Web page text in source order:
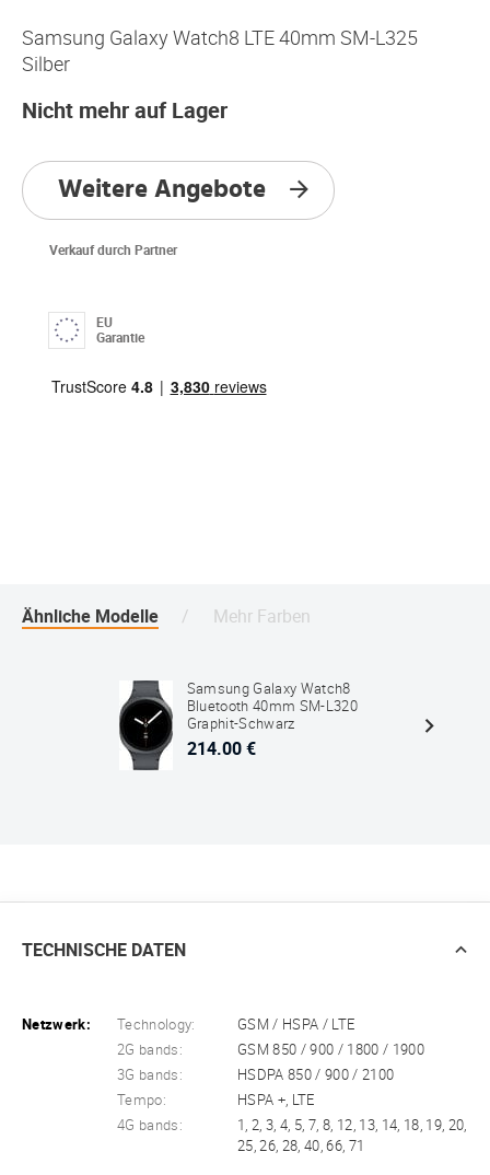
Samsung Galaxy Watch8 LTE 40mm SM-L325
Silber
Nicht mehr auf Lager
Weitere Angebote
Verkauf durch Partner
EU
Garantie
Ähnliche Modelle Mehr Farben
Samsung Galaxy Watch8
Bluetooth 40mm SM-L320
Graphit-Schwarz
214.00 €
TECHNISCHE DATEN
Netzwerk: Technology:
GSM / HSPA / LTE
2G bands:
GSM 850 / 900 / 1800 / 1900
3G bands:
HSDPA 850 / 900 / 2100
Tempo:
HSPA +, LTE
4G bands:
1, 2, 3, 4, 5, 7, 8, 12, 13, 14, 18, 19, 20,
25, 26, 28, 40, 66, 71